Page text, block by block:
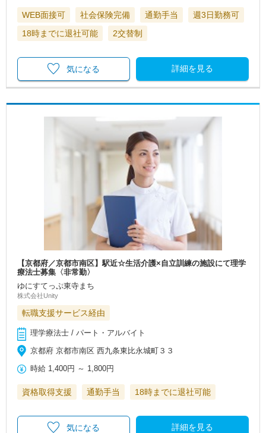
WEB面接可 社会保険完備 通勤手当
週3日勤務可
18時までに退社可能
2交替制
詳細を見る
気になる
【京都府／京都市南区】駅近☆生活介護×自立訓練の施設にて理学
療法士募集〈非常勤〉
ゆにすてっぷ東寺まち
株式会社Unity
転職支援サービス経由
理学療法士 / パート・アルバイト
京都府 京都市南区 西九条東比永城町３３
時給 1,400円 ～ 1,800円
資格取得支援 通勤手当 18時までに退社可能
詳細を見る
気になる